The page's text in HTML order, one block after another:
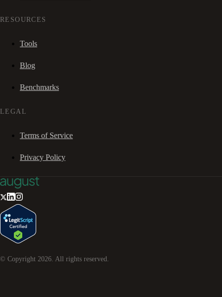
RESOURCES
Tools
Blog
Benchmarks
LEGAL
Terms of Service
Privacy Policy
© Copyright 2026. All rights reserved.